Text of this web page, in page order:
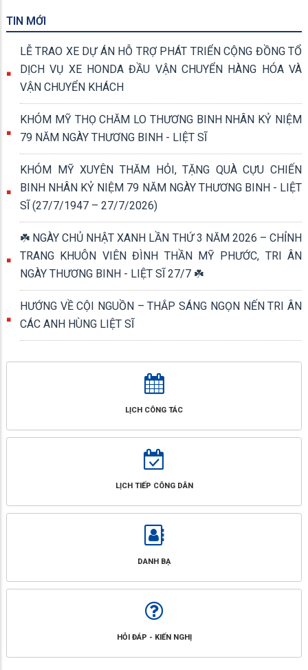
Thành ủy viên, Bí thư Đảng ủy phường; ông Lê Tấn Hiền – Phó Bí
thư Thường trực Đảng ủy, Chủ tịch HĐND phường; ông Nguyễn
Văn Đẹp – Phó Bí thư Đảng ủy, Chủ tịch UBND phường, cùng
22/24 vị đại biểu HĐND cùng phường tham dự.
TIN MỚI
LỄ TRAO XE DỰ ÁN HỖ TRỢ PHÁT TRIỂN CỘNG ĐỒNG TỔ
DỊCH VỤ XE HONDA ĐẦU VẬN CHUYỂN HÀNG HÓA VÀ
VẬN CHUYỂN KHÁCH
KHÓM MỸ THỌ CHĂM LO THƯƠNG BINH NHÂN KỶ NIỆM
79 NĂM NGÀY THƯƠNG BINH - LIỆT SĨ
KHÓM MỸ XUYÊN THĂM HỎI, TẶNG QUÀ CỰU CHIẾN
BINH NHÂN KỶ NIỆM 79 NĂM NGÀY THƯƠNG BINH - LIỆT
SĨ (27/7/1947 – 27/7/2026)
☘️ NGÀY CHỦ NHẬT XANH LẦN THỨ 3 NĂM 2026 – CHỈNH
TRANG KHUÔN VIÊN ĐÌNH THẦN MỸ PHƯỚC, TRI ÂN
NGÀY THƯƠNG BINH - LIỆT SĨ 27/7 ☘️
HƯỚNG VỀ CỘI NGUỒN – THẮP SÁNG NGỌN NẾN TRI ÂN
CÁC ANH HÙNG LIỆT SĨ
LỊCH CÔNG TÁC
LỊCH TIẾP CÔNG DÂN
DANH BẠ
HỎI ĐÁP - KIẾN NGHỊ